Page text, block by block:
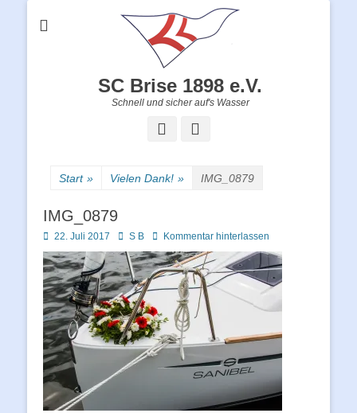
SC Brise 1898 e.V.
Schnell und sicher auf's Wasser
Facebook
Start » Vielen Dank! » IMG_0879
IMG_0879
Posted
on
22. Juli 2017 Autor
S B Kommentar hinterlassen